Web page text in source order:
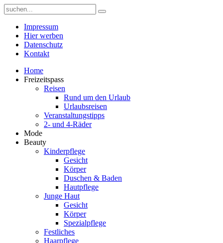
Impressum
Hier werben
Datenschutz
Kontakt
Home
Freizeitspass
Reisen
Rund um den Urlaub
Urlaubsreisen
Veranstaltungstipps
2- und 4-Räder
Mode
Beauty
Kinderpflege
Gesicht
Körper
Duschen & Baden
Hautpflege
Junge Haut
Gesicht
Körper
Spezialpflege
Festliches
Haarpflege